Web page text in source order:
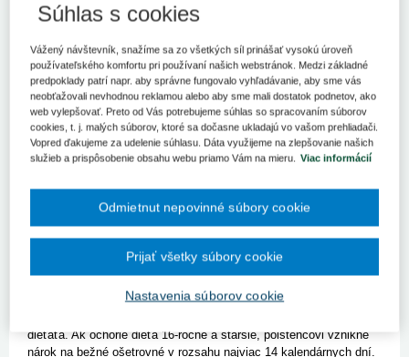
stať v prípade detí materských škôl, ktoré budú počas
dieťa ochorie a potvrdí to lekár. Podobne nárok na dávku
vznikne aj v prípade školopovinných detí do 16 rokov veku,
ktoré ochorejú a potrebu ošetrovania im potvrdí lekár. S
dávkou tiež môžu rátať poistenci detí do 11 rokov veku,
ktorým lekár nariadi karanténu či izoláciu.
Pandemické ošetrovné: školáci
uzatvorená na základe školského zákona bez ohľadu na
pandemickú situáciu. Ak však školopovinné dieťa do 16 rokov
veku v období prázdnin ochorie, a to bez ohľadu na to, či pôjde o
ochorenie COVID-19 alebo iné ochorenie, poistencovi môže
ostatných zákonných podmienok bude Sociálna poisťovňa
dieťaťa. Ak ochorie dieťa 16-ročné a staršie, poistencovi vznikne
nárok na bežné ošetrovné v rozsahu najviac 14 kalendárnych dní.
Súhlas s cookies
Vážený návštevník, snažíme sa zo všetkých síl prinášať vysokú úroveň
používateľského komfortu pri používaní našich webstránok. Medzi základné
predpoklady patrí napr. aby správne fungovalo vyhľadávanie, aby sme vás
neobťažovali nevhodnou reklamou alebo aby sme mali dostatok podnetov, ako
web vylepšovať. Preto od Vás potrebujeme súhlas so spracovaním súborov
cookies, t. j. malých súborov, ktoré sa dočasne ukladajú vo vašom prehliadači.
Vopred ďakujeme za udelenie súhlasu. Dáta využijeme na zlepšovanie našich
služieb a prispôsobenie obsahu webu priamo Vám na mieru.
Viac informácií
Nastavenia súborov cookie
Odmietnut nepovinné súbory cookie
Prijať všetky súbory cookie